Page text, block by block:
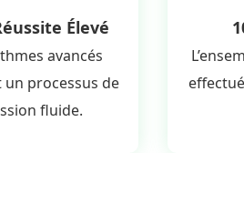
Élevé
avancés
processus de
fluide.